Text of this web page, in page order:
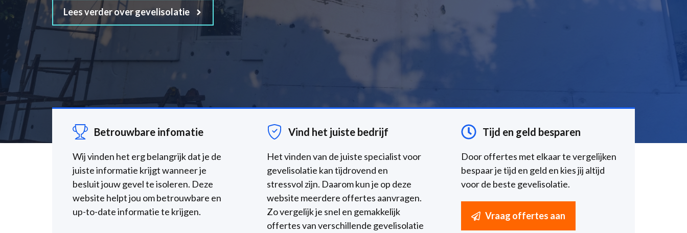
Lees verder over gevelisolatie
Betrouwbare infomatie
Wij vinden het erg belangrijk dat je de
juiste informatie krijgt wanneer je
besluit jouw gevel te isoleren. Deze
website helpt jou om betrouwbare en
up-to-date informatie te krijgen.
Vind het juiste bedrijf
Het vinden van de juiste specialist voor
gevelisolatie kan tijdrovend en
stressvol zijn. Daarom kun je op deze
website meerdere offertes aanvragen.
Zo vergelijk je snel en gemakkelijk
offertes van verschillende gevelisolatie
Tijd en geld besparen
Door offertes met elkaar te vergelijken
bespaar je tijd en geld en kies jij altijd
voor de beste gevelisolatie.
Vraag offertes aan